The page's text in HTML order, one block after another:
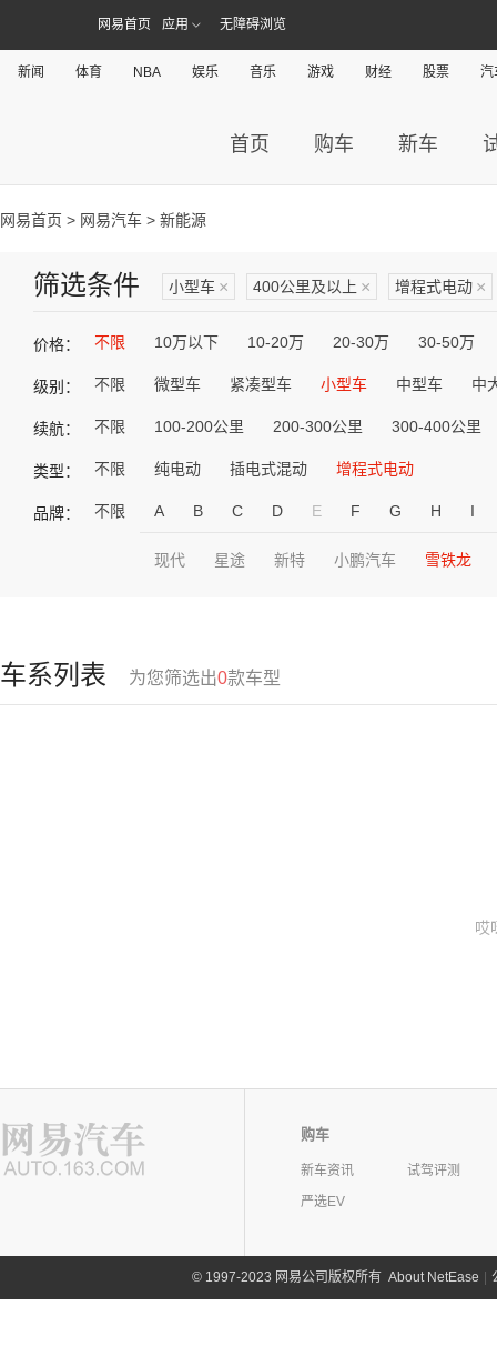
网易首页 应用 无障碍浏览
新闻 体育 NBA 娱乐 音乐 游戏 财经 股票 汽
首页 购车 新车
网易首页 > 网易汽车 > 新能源
筛选条件 小型车 × 400公里及以上 × 增程式电动 ×
价格： 不限 10万以下 10-20万 20-30万 30-50万
级别： 不限 微型车 紧凑型车 小型车 中型车 中
续航： 不限 100-200公里 200-300公里 300-400公里
类型： 不限 纯电动 插电式混动 增程式电动
品牌： 不限 A B C D E F G H I
现代 星途 新特 小鹏汽车 雪铁龙
车系列表 为您筛选出0款车型
哎
购车
新车资讯
试驾评测
严选EV
©1997-2023 网易公司版权所有 About NetEase